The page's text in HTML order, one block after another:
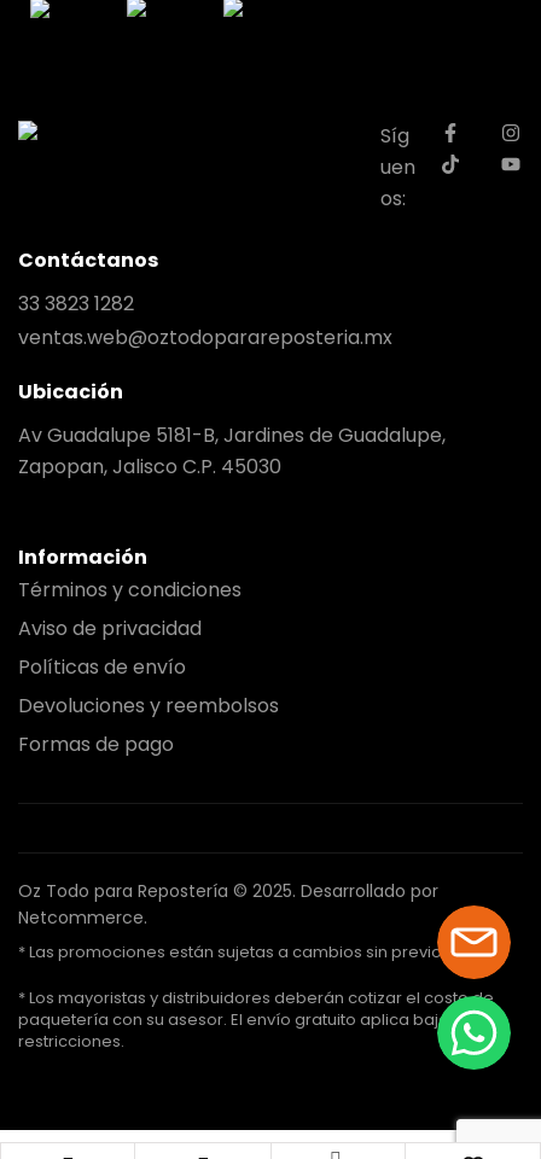
Síg
uen
os:
Contáctanos
33 3823 1282
ventas.web@oztodoparareposteria.mx
Ubicación
Av Guadalupe 5181-B, Jardines de Guadalupe,
Zapopan, Jalisco C.P. 45030
Información
Términos y condiciones
Aviso de privacidad
Políticas de envío
Devoluciones y reembolsos
Formas de pago
Oz Todo para Repostería © 2025. Desarrollado por
Netcommerce.
* Las promociones están sujetas a cambios sin previo aviso.
* Los mayoristas y distribuidores deberán cotizar el costo de
paquetería con su asesor. El envío gratuito aplica bajo ciertas
restricciones.